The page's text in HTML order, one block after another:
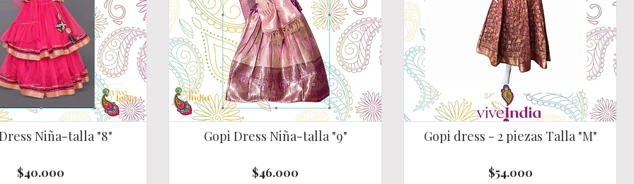
Niña-talla "8"
$40.000
Gopi Dress Niña-talla "9"
$46.000
Gopi dress - 2 piezas Talla "M"
$54.000